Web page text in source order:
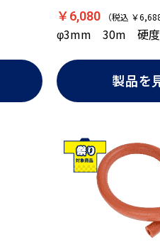
￥6,080 （税込 ￥6,688
φ3mm 30m 硬
製品を